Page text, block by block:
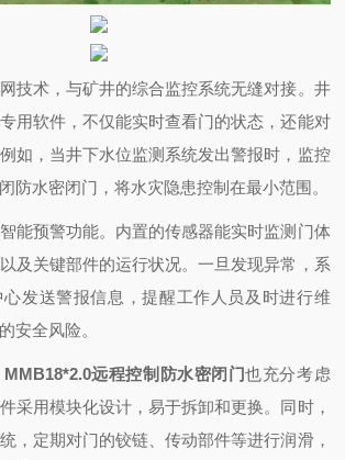
技术，与矿井的综合监控系统无缝对接。井
用软件，不仅能实时查看门的状态，还能对
如，当井下水位监测系统发出警报时，监控
防水密闭门，将水灾隐患控制在最小范围。
能预警功能。内置的传感器能实时监测门体
及关键部件的运行状况。一旦发现异常，系
发送警报信息，提醒工作人员及时进行维
安全风险。
MMB18*2.0远程控制防水密闭门也充分考虑
采用模块化设计，易于拆卸和更换。同时，
，定期对门的铰链、传动部件等进行润滑，